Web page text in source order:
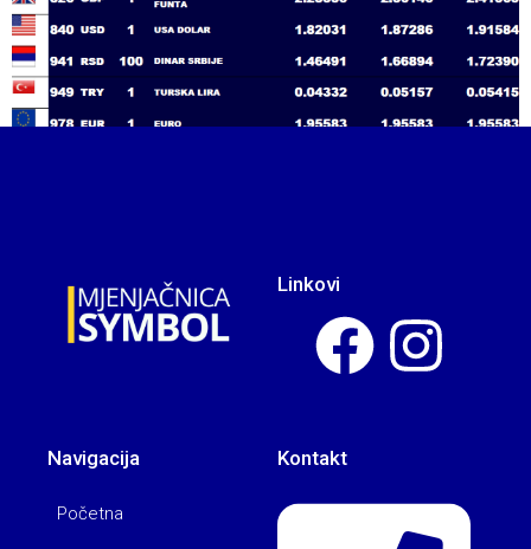
Linkovi
Navigacija
Početna
Kontakt